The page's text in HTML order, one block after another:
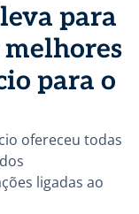
para
para o
ofereceu todas
ligadas ao